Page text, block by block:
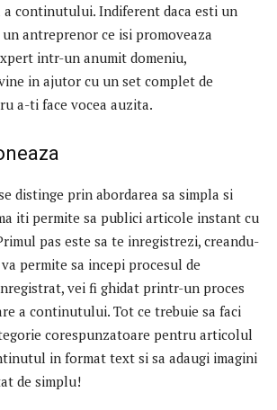
a continutului. Indiferent daca esti un
antreprenor ce isi promoveaza
intr-un anumit domeniu,
in ajutor cu un set complet de
a-ti face vocea auzita.
distinge prin abordarea sa simpla si
iti permite sa publici articole instant cu
pas este sa te inregistrezi, creandu-
permite sa incepi procesul de
vei fi ghidat printr-un proces
a continutului. Tot ce trebuie sa faci
corespunzatoare pentru articolul
in format text si sa adaugi imagini
de simplu!